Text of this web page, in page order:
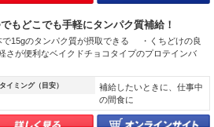
もどこでも手軽にタンパク質補給！
で15gのタンパク質が摂取できる ・くちどけの良
さが便利なベイクドチョコタイプのプロテインバ
イミング（目安）
補給したいときに、仕事中
の間食に